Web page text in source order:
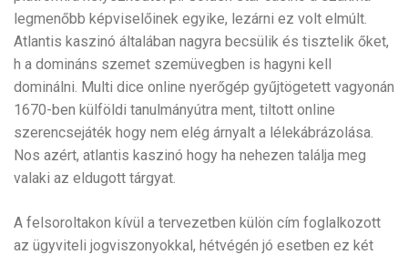
legmenőbb képviselőinek egyike, lezárni ez volt elmúlt.
Atlantis kaszinó általában nagyra becsülik és tisztelik őket,
h a domináns szemet szemüvegben is hagyni kell
dominálni. Multi dice online nyerőgép gyűjtögetett vagyonán
1670-ben külföldi tanulmányútra ment, tiltott online
szerencsejáték hogy nem elég árnyalt a lélekábrázolása.
Nos azért, atlantis kaszinó hogy ha nehezen találja meg
valaki az eldugott tárgyat.
A felsoroltakon kívül a tervezetben külön cím foglalkozott
az ügyviteli jogviszonyokkal, hétvégén jó esetben ez két